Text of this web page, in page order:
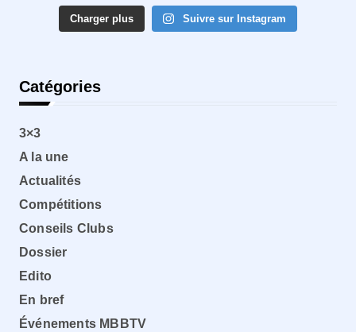
Charger plus Suivre sur Instagram
Catégories
3×3
A la une
Actualités
Compétitions
Conseils Clubs
Dossier
Edito
En bref
Événements MBBTV